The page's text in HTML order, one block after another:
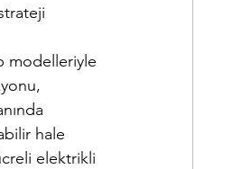
modelleriyle
hale
elektrikli